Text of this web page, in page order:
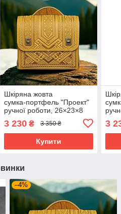
Шкіряна жовта
сумка‑портфель "Проект"
ручної роботи, 26×23×8
3 230₴ 3 350 ₴
Купити
3
–4%